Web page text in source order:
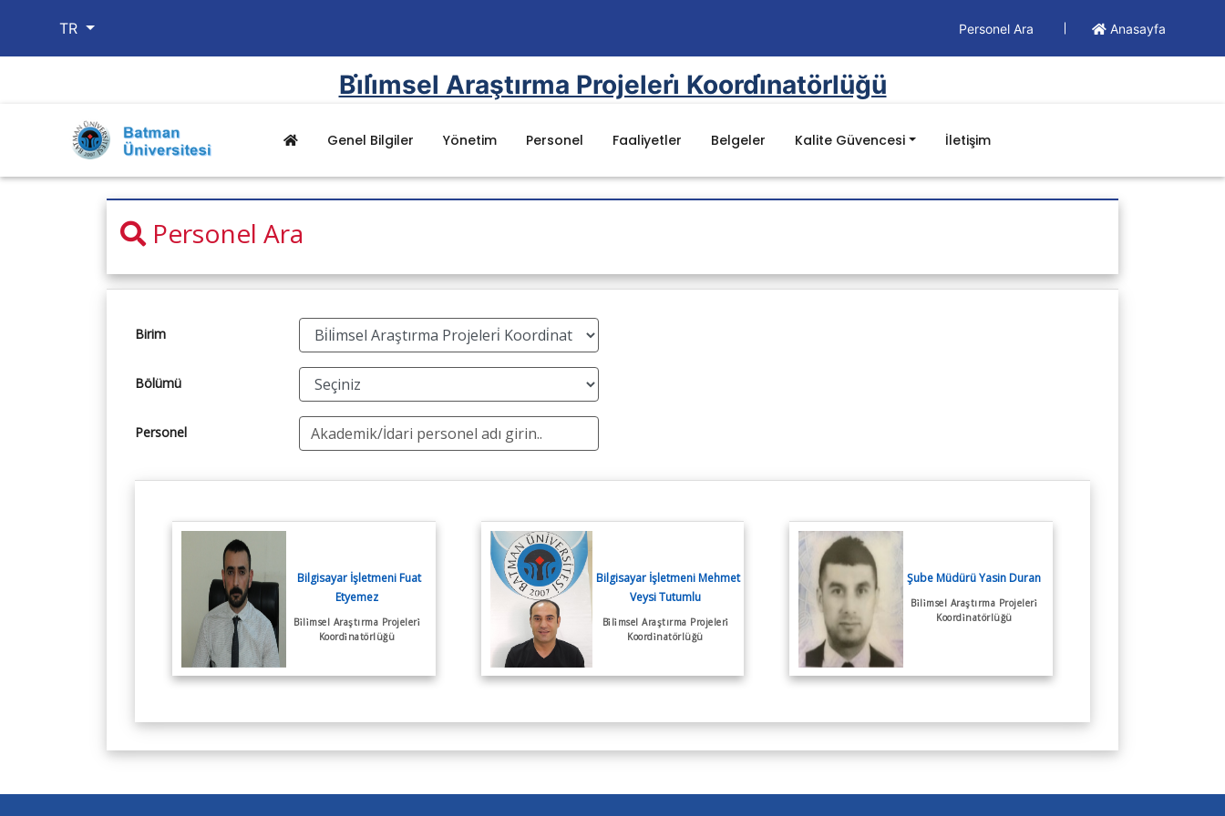
TR Personel Ara Anasayfa
Bi̇li̇msel Araştırma Projeleri̇ Koordi̇natörlüğü
Genel Bilgiler Yönetim Personel Faaliyetler Belgeler Kalite Güvencesi
Kurumsal
Misyon, Vizyon ve Temel Değerler
Organizasyon Şemaları
Swot Analizi
Birim İç Değerlendirme Raporu
Birim Stratejik Planı
Bap Üst Komisyonu
Mevzuat
Yönergeler
Batman Üniversitesi Mevzuat Listesi
Döküman
İş Akışları
İletişim
Personel Ara
Birim
Bölümü
Personel
Bilgisayar İşletmeni Fuat
Etyemez
Bi̇li̇msel Araştırma Projeleri̇
Koordi̇natörlüğü
Bilgisayar İşletmeni Mehmet
Veysi Tutumlu
Bi̇li̇msel Araştırma Projeleri̇
Koordi̇natörlüğü
Şube Müdürü Yasin Duran
Bi̇li̇msel Araştırma Projeleri̇
Koordi̇natörlüğü